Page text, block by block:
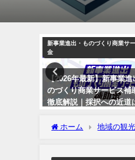
新事業進出・ものづくり商業サ
金
【2026年最新】新事業進
のづくり商業サービス補
徹底解説｜採択への近道
ホーム 地域の観